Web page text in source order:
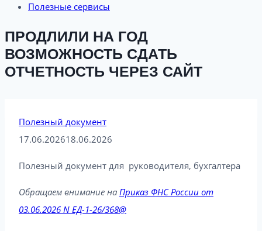
Полезные сервисы
ПРОДЛИЛИ НА ГОД
ВОЗМОЖНОСТЬ СДАТЬ
ОТЧЕТНОСТЬ ЧЕРЕЗ САЙТ
Полезный документ
17.06.202618.06.2026
Полезный документ для руководителя, бухгалтера
Обращаем внимание на Приказ ФНС России от
03.06.2026 N ЕД-1-26/368@